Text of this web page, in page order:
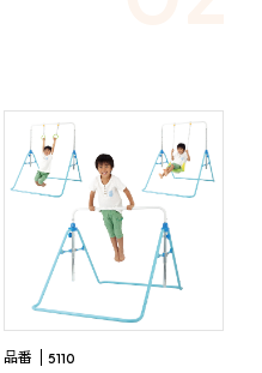
品番 5110